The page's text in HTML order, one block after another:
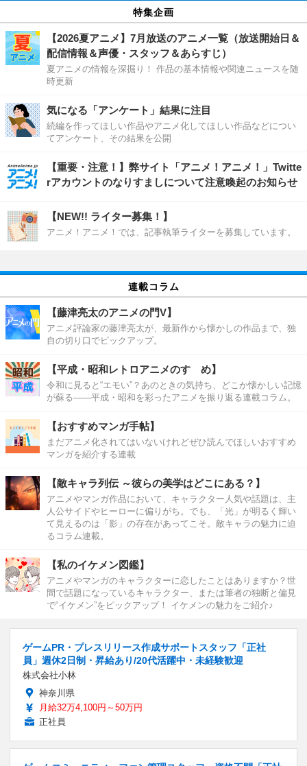
特集企画
【2026夏アニメ】7月放送のアニメ一覧（放送開始日＆
配信情報＆声優・スタッフ＆あらすじ）
夏アニメの情報を深掘り！ 作品の基本情報や関連ニュースを随
時更新
気になる「アンケート」結果に注目
続編を作ってほしい作品やアニメ化してほしい作品などについ
てアンケート、その結果を公開
【重要・注意！】弊サイト「アニメ！アニメ！」Twitte
rアカウントのなりすましについて注意喚起のお知らせ
【NEW!! ライター募集！】
アニメ！アニメ！では、記事執筆ライターを募集しています。
連載コラム
【藤津亮太のアニメの門V】
アニメ評論家の藤津亮太が、最新作から懐かしの作品まで、独
自の切り口でピックアップ。
【平成・昭和レトロアニメのすゝめ】
令和に見ると“エモい”？あのときの気持ち、どこか懐かしい記憶
が蘇る――平成・昭和を彩ったアニメを振り返る連載コラム。
【おすすめマンガ手帖】
まだアニメ化されてはいないけれどぜひ読んでほしいおすすめ
マンガを紹介する連載
【敵キャラ列伝 ～彼らの美学はどこにある？】
アニメやマンガ作品において、キャラクター人気や話題は、主
人公サイドやヒーローに偏りがち。でも、「光」が明るく輝い
て見えるのは「影」の存在があってこそ。敵キャラの魅力に迫
るコラム連載。
【私のイケメン図鑑】
アニメやマンガのキャラクターに恋したことはありますか？世
間で話題になっているキャラクター、または筆者の独断と偏見
で“イケメン”をピックアップ！ イケメンの魅力をご紹介♪
ゲームPR・プレスリリース作成サポートスタッフ「正社
員」週休2日制・昇給あり/20代活躍中・未経験歓迎
株式会社小林
神奈川県
月給32万4,100円～50万円
正社員